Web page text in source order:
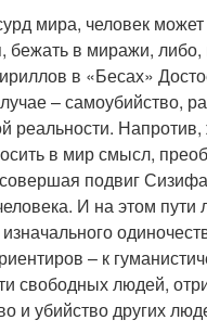
мира, человек может
бежать в миражи, либо,
в «Бесах»
– самоубийство,
реальности.
в мир смысл,
подвиг Сизифа
И на этом пути
– к
свободных людей,
и убийство других